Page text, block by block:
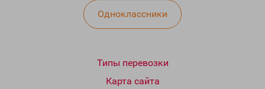
Одноклассники
Типы перевозки
Карта сайта